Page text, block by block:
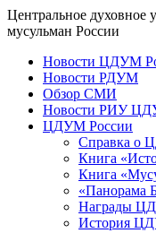
Центральное духовное
мусульман России
Новости ЦДУМ
Новости РДУМ
Обзор СМИ
Новости РИУ
ЦДУМ России
Справка о
Книга
Книга
«Панорама
Награды
История